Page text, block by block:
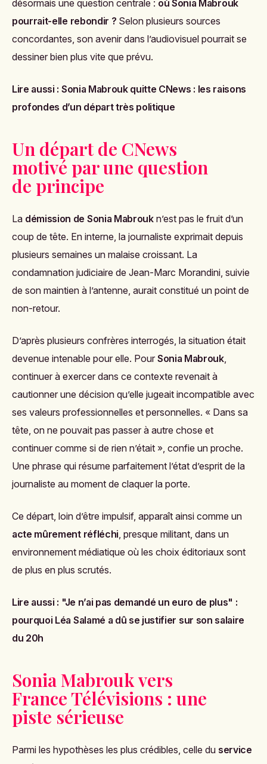
désormais une question centrale : où Sonia Mabrouk
pourrait-elle rebondir ? Selon plusieurs sources
concordantes, son avenir dans l’audiovisuel pourrait se
dessiner bien plus vite que prévu.
Lire aussi : Sonia Mabrouk quitte CNews : les raisons
profondes d’un départ très politique
Un départ de CNews
motivé par une question
de principe
La démission de Sonia Mabroukn’est pas le fruit d’un
coup de tête. En interne, la journaliste exprimait depuis
plusieurs semaines un malaise croissant. La
condamnation judiciaire de Jean-Marc Morandini, suivie
de son maintien à l’antenne, aurait constitué un point de
non-retour.
D’après plusieurs confrères interrogés, la situation était
devenue intenable pour elle. Pour Sonia Mabrouk,
continuer à exercer dans ce contexte revenait à
cautionner une décision qu’elle jugeait incompatible avec
ses valeurs professionnelles et personnelles. « Dans sa
tête, on ne pouvait pas passer à autre chose et
continuer comme si de rien n’était », confie un proche.
Une phrase qui résume parfaitement l’état d’esprit de la
journaliste au moment de claquer la porte.
Ce départ, loin d’être impulsif, apparaît ainsi comme un
acte mûrement réfléchi, presque militant, dans un
environnement médiatique où les choix éditoriaux sont
de plus en plus scrutés.
Lire aussi : "Je n’ai pas demandé un euro de plus" :
pourquoi Léa Salamé a dû se justifier sur son salaire
du 20h
Sonia Mabrouk vers
France Télévisions : une
piste sérieuse
Parmi les hypothèses les plus crédibles, celle du service